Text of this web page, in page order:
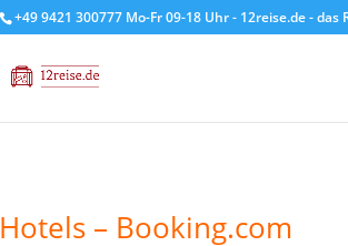
+49 9421 300777 Mo-Fr 09-18 Uhr - 12reise.de -
Hotels – Booking.com